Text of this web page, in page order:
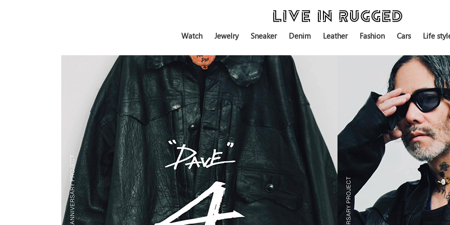
Watch Jewelry Sneaker Denim Leather Fashion Cars Life